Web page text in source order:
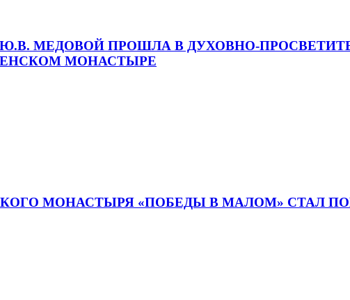
МЕДОВОЙ ПРОШЛА В ДУХОВНО-
МОНАСТЫРЕ
МОНАСТЫРЯ «ПОБЕДЫ В МАЛОМ» СТАЛ